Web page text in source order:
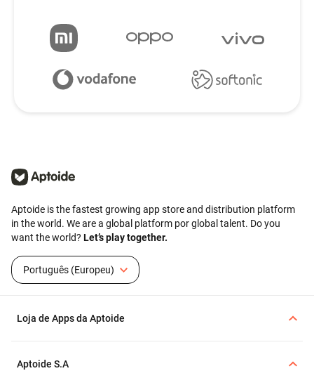
Aptoide is the fastest growing app store and distribution platform
in the world. We are a global platform por global talent. Do you
want the world? Let’s play together.
Português (Europeu)
Loja de Apps da Aptoide
Aptoide S.A